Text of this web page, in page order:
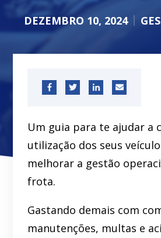
DEZEMBRO 10, 2024
Um guia para te ajudar a
utilização dos seus
melhorar a gestão
frota.
Gastando demais com
manutenções, multas e